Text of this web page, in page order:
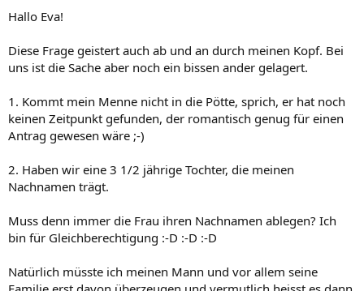
Hallo Eva!
Diese Frage geistert auch ab und an durch meinen Kopf. Bei
uns ist die Sache aber noch ein bissen ander gelagert.
1. Kommt mein Menne nicht in die Pötte, sprich, er hat noch
keinen Zeitpunkt gefunden, der romantisch genug für einen
Antrag gewesen wäre ;-)
2. Haben wir eine 3 1/2 jährige Tochter, die meinen
Nachnamen trägt.
Muss denn immer die Frau ihren Nachnamen ablegen? Ich
bin für Gleichberechtigung :-D :-D :-D
Natürlich müsste ich meinen Mann und vor allem seine